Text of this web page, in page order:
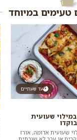
טעימים במיוחד
עד שעתיים
שעועית
שעועית אדומה, אורז